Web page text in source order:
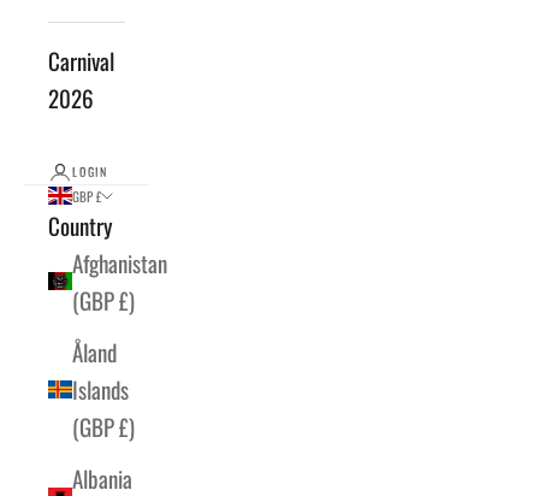
Carnival
2026
LOGIN
GBP £
Country
Afghanistan
(GBP £)
Åland
Islands
(GBP £)
Albania